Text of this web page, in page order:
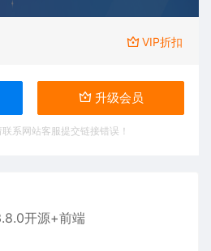
VIP折扣
升级会员
系网站客服提交链接错误！
开源+前端